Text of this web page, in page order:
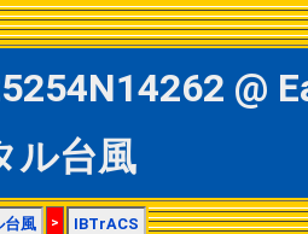
@
ル台風
台風 > IBTrACS